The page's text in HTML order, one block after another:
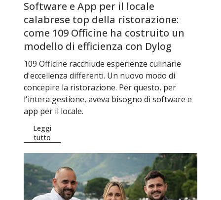
Software e App per il locale
calabrese top della ristorazione:
come 109 Officine ha costruito un
modello di efficienza con Dylog
109 Officine racchiude esperienze culinarie
d'eccellenza differenti. Un nuovo modo di
concepire la ristorazione. Per questo, per
l'intera gestione, aveva bisogno di software e
app per il locale.
Leggi
tutto